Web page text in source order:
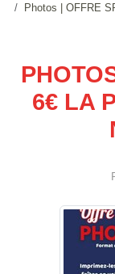
Photos | OFFRE
6€ LA